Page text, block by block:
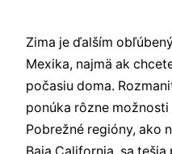
Zima je ďalším
Mexika, najmä ak
počasiu doma.
ponúka rôzne
Pobrežné regióny, ako